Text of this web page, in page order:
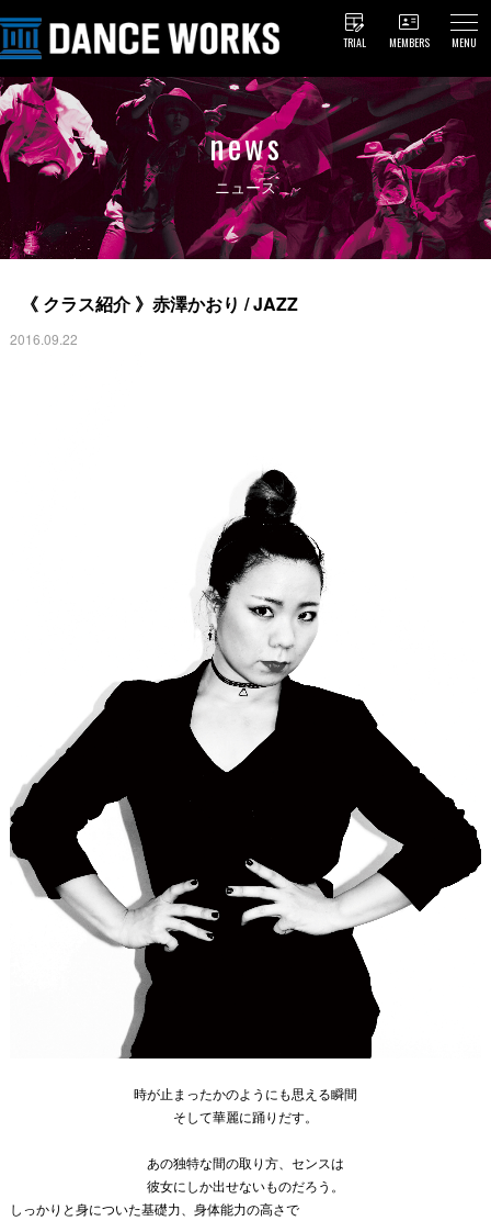
TRIAL MEMBERS MENU
news
ニュース
《 クラス紹介 》赤澤かおり / JAZZ
2016.09.22
時が止まったかのようにも思える瞬間
そして華麗に踊りだす。
あの独特な間の取り方、センスは
彼女にしか出せないものだろう。
しっかりと身についた基礎力、身体能力の高さで